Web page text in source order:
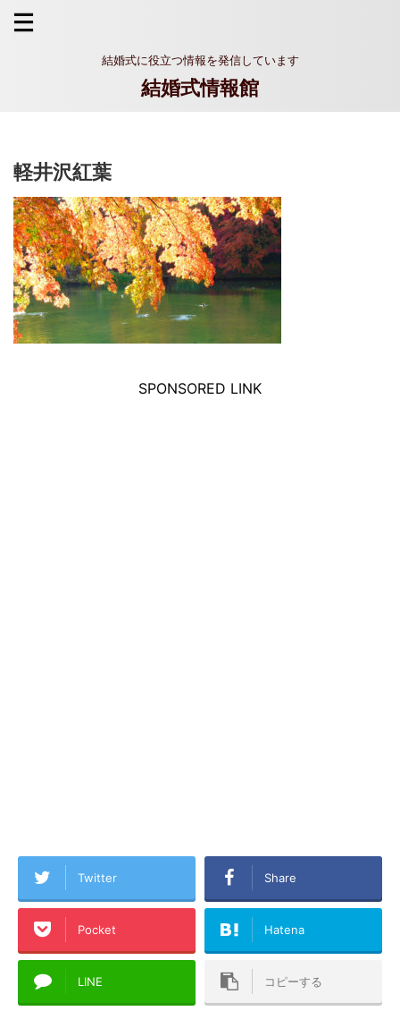
結婚式に役立つ情報を発信しています
結婚式情報館
軽井沢紅葉
SPONSORED LINK
Twitter Share
Pocket Hatena
LINE コピーする